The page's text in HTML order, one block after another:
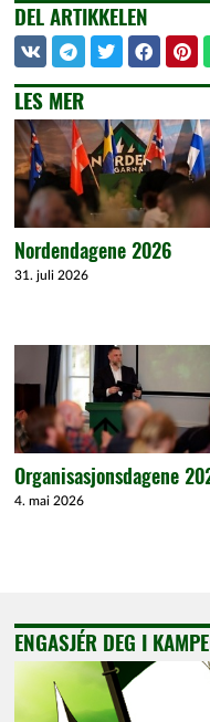
LES MER
Nordendagene 2026
31. juli 2026
Organisasjonsdagene
4. mai 2026
DEL ARTIKKELEN
ENGASJÉR DEG I